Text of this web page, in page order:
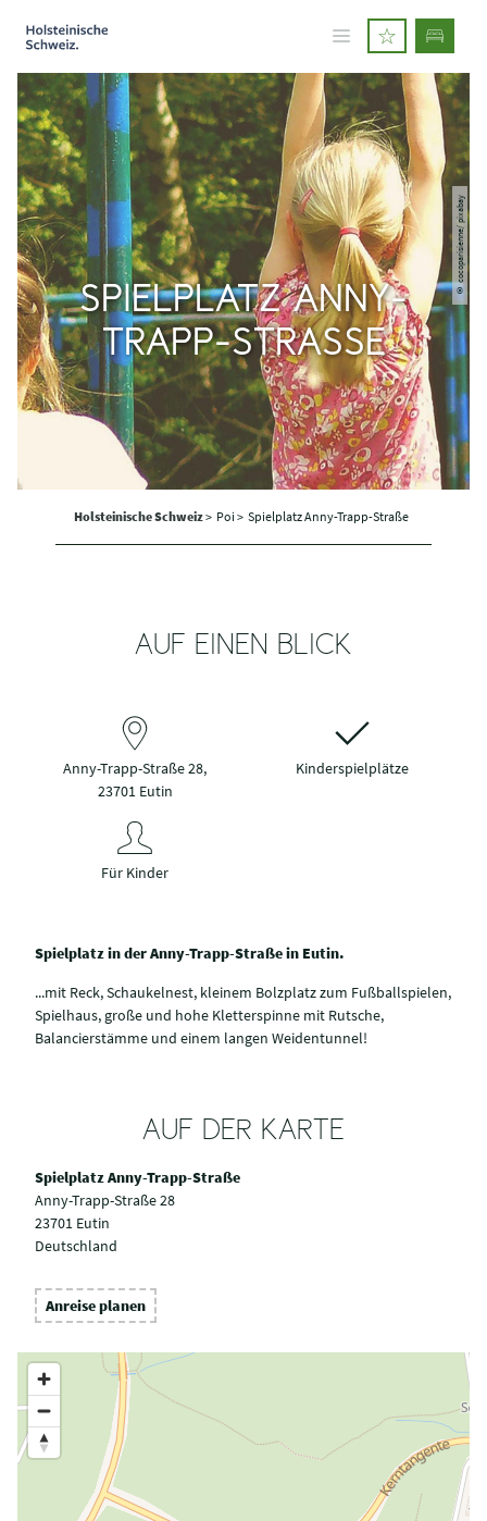
© cocoparisienne/ pixabay
SPIELPLATZ ANNY-
TRAPP-STRASSE
Holsteinische Schweiz> Poi > Spielplatz Anny-Trapp-Straße
AUF EINEN BLICK
Anny-Trapp-Straße 28,
23701 Eutin
Kinderspielplätze
Für Kinder
Spielplatz in der Anny-Trapp-Straße in Eutin.
...mit Reck, Schaukelnest, kleinem Bolzplatz zum Fußballspielen,
Spielhaus, große und hohe Kletterspinne mit Rutsche,
Balancierstämme und einem langen Weidentunnel!
AUF DER KARTE
Spielplatz Anny-Trapp-Straße
Anny-Trapp-Straße 28
23701 Eutin
Deutschland
Anreise planen